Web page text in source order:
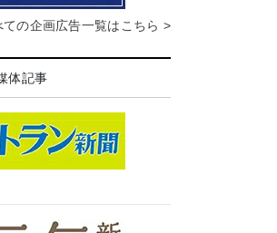
ての企画広告一覧はこちら >
体記事